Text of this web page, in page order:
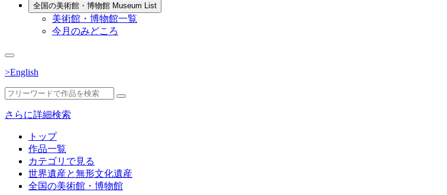
全国の美術館・博物館 Museum List
美術館・博物館一覧
今月のみどころ
>English
さらに詳細検索
トップ
作品一覧
カテゴリで見る
世界遺産と無形文化遺産
全国の美術館・博物館